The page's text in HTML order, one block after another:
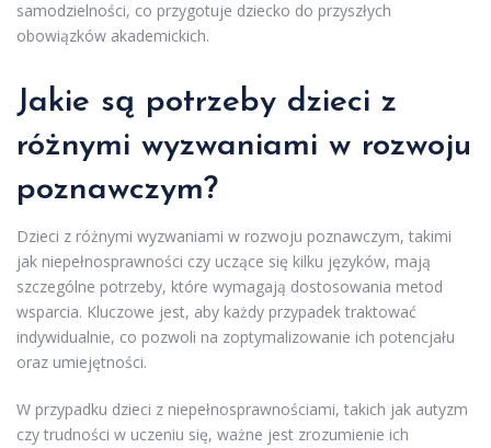
samodzielności, co przygotuje dziecko do przyszłych
obowiązków akademickich.
Jakie są potrzeby dzieci z
różnymi wyzwaniami w rozwoju
poznawczym?
Dzieci z różnymi wyzwaniami w rozwoju poznawczym, takimi
jak niepełnosprawności czy uczące się kilku języków, mają
szczególne potrzeby, które wymagają dostosowania metod
wsparcia. Kluczowe jest, aby każdy przypadek traktować
indywidualnie, co pozwoli na zoptymalizowanie ich potencjału
oraz umiejętności.
W przypadku dzieci z niepełnosprawnościami, takich jak autyzm
czy trudności w uczeniu się, ważne jest zrozumienie ich